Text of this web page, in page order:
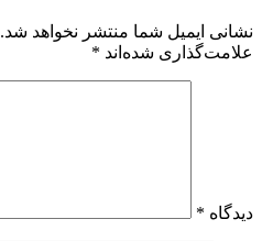
نشانی ایمیل شما منتشر نخواهد شد.
علامت‌گذاری شده‌اند *
دیدگاه *